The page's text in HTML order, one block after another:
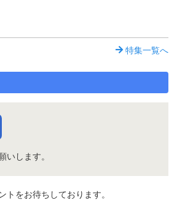
特集一覧へ
いします。
をお待ちしております。